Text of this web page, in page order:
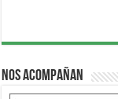
Nos acompañan